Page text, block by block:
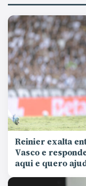
Reinier exalta
Vasco e
aqui e quero